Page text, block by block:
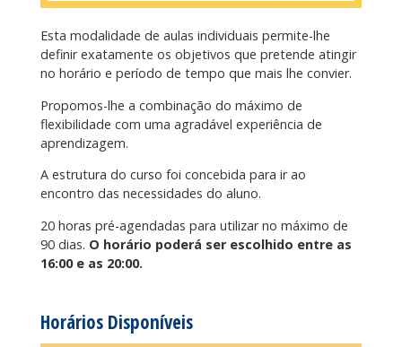
Esta modalidade de aulas individuais permite-lhe
definir exatamente os objetivos que pretende atingir
no horário e período de tempo que mais lhe convier.
Propomos-lhe a combinação do máximo de
flexibilidade com uma agradável experiência de
aprendizagem.
A estrutura do curso foi concebida para ir ao
encontro das necessidades do aluno.
20 horas pré-agendadas para utilizar no máximo de
90 dias. O horário poderá ser escolhido entre as
16:00 e as 20:00.
Horários Disponíveis